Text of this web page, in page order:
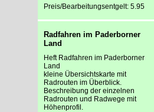
Preis/Bearbeitungsentgelt: 5.95
Radfahren im Paderborner
Land
Heft Radfahren im Paderborner
Land
kleine Übersichtskarte mit
Radrouten im Überblick.
Beschreibung der einzelnen
Radrouten und Radwege mit
Höhenprofil.